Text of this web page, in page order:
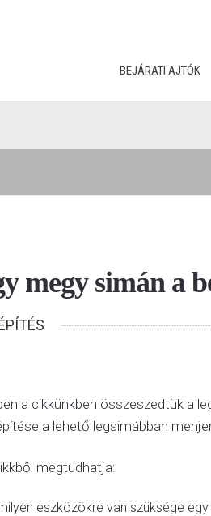
BEJÁRATI AJTÓK
megy simán a
a cikkünkben összeszedtük a
a lehető legsimábban
megtudhatja:
eszközökre van szüksége